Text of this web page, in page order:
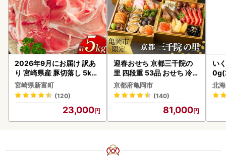
2026年9月にお届け 訳あ
り 宮崎県産 豚切落し 5kg
C325-2506-2609
宮崎県新富町
(120)
23,000
迎春おせち 京都三千院の
里 四段重 53品 おせち 冷蔵
2027 先行予約
京都府亀岡市
(140)
81,000
い
2-
北